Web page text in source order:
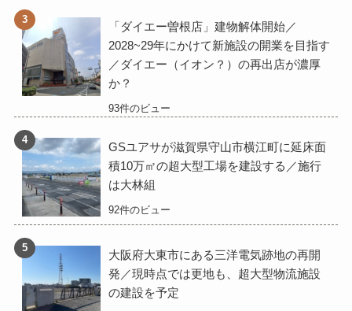
「ダイエー曽根店」建物解体開始／
2028~29年にかけて新施設の開業を目指す
／ダイエー（イオン？）の再出店が濃厚
か？
93件のビュー
GSユアサが滋賀県守山市横江町に延床面
積10万㎡の超大型工場を建設する／施行
は大林組
92件のビュー
大阪府大東市にある三洋電気跡地の再開
発／現時点では更地も、超大型物流施設
の建設を予定